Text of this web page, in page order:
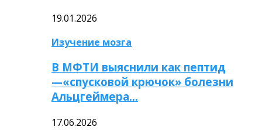
19.01.2026
Изучение мозга
В МФТИ выяснили как пептид
—«спусковой крючок» болезни
Альцгеймера…
17.06.2026